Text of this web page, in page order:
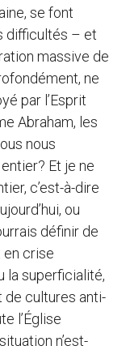
se font
difficultés – et
massive de
ne
par l’Esprit
Abraham, les
nous
Et je ne
c’est-à-dire
ou
définir de
crise
la superficialité,
de cultures anti-
l’Église
n’est-